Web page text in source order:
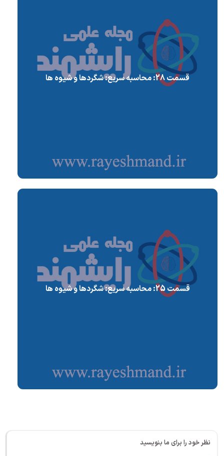
قسمت 28: محاسبه سریع: شگردها و شیوه ها
قسمت 25: محاسبه سریع: شگردها و شیوه ها
نظر خود را برای ما بنویسید